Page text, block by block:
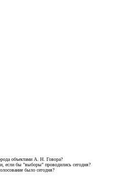
объектами А. Н. Говора?
если бы "выборы" проводились сегодня?
было сегодня?